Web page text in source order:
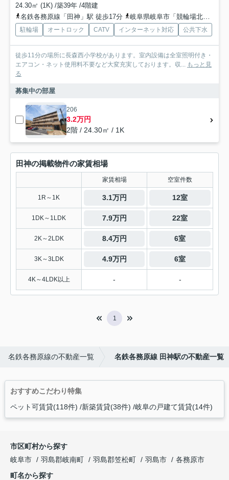
24.30㎡ (1K) /築39年 /4階建
名鉄各務原線「田神」駅 徒歩17分
岐阜県岐阜市「競輪場北」バス停下車 徒歩1分
駐輪場 オートロック CATV インターネット対応 公共下水
徒歩11分の場所に長森西小学校があります。室内設備は全室照明付き・
エアコン・ネット使用料不要など大変充実しております。収...
もっと見
る
募集中の部屋
206
3.2万円
2階 / 24.30㎡ / 1K
田神の掲載物件の家賃相場
家賃相場 空室件数
1R～1K 3.1万円 12室
1DK～1LDK 7.9万円 22室
2K～2LDK 8.4万円 6室
3K～3LDK 4.9万円 6室
4K～4LDK以上 - -
1
名鉄各務原線の不動産一覧 名鉄各務原線 田神駅の不動産一覧
おすすめこだわり特集
ペット可賃貸(118件) 新築賃貸(38件) 岐阜の戸建て賃貸(14件)
市区町村から探す
岐阜市
羽島郡岐南町 羽島郡笠松町 羽島市
各務原市
町名から探す